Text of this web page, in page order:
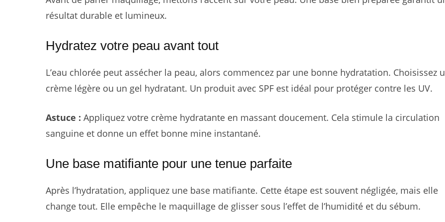
résultat durable et lumineux.
Hydratez votre peau avant tout
L’eau chlorée peut assécher la peau, alors commencez par une bonne hydratation. Choisissez
crème légère ou un gel hydratant. Un produit avec SPF est idéal pour protéger contre les UV.
Astuce : Appliquez votre crème hydratante en massant doucement. Cela stimule la circulation
sanguine et donne un effet bonne mine instantané.
Une base matifiante pour une tenue parfaite
Après l’hydratation, appliquez une base matifiante. Cette étape est souvent négligée, mais elle
change tout. Elle empêche le maquillage de glisser sous l’effet de l’humidité et du sébum.